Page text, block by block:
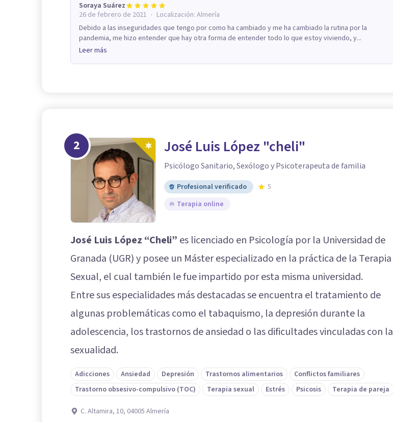
Soraya Suárez
26 de febrero de 2021 · Localización: Almería
Debido a las inseguridades que tengo por como ha cambiado y me ha cambiado la rutina por la
pandemia, me hizo entender que hay otra forma de entender todo lo que estoy viviendo, y...
Leer más
2 José Luis López "cheli"
Psicólogo Sanitario, Sexólogo y Psicoterapeuta de familia
Profesional verificado
5
Terapia online
José Luis López “Cheli” es licenciado en Psicología por la Universidad de
Granada (UGR) y posee un Máster especializado en la práctica de la Terapia
Sexual, el cual también le fue impartido por esta misma universidad.
Entre sus especialidades más destacadas se encuentra el tratamiento de
algunas problemáticas como el tabaquismo, la depresión durante la
adolescencia, los trastornos de ansiedad o las dificultades vinculadas con la
sexualidad.
Adicciones Ansiedad Depresión Trastornos alimentarios
Conflictos familiares
Trastorno obsesivo-compulsivo (TOC)
Terapia sexual Estrés Psicosis Terapia de pareja
C. Altamira, 10, 04005 Almería